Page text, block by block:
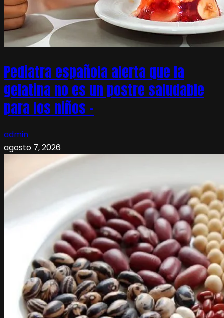
Pediatra española alerta que la
gelatina no es un postre saludable
para los niños –
admin
agosto 7, 2026